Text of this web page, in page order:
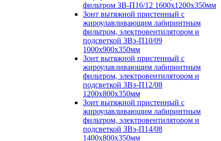
фильтром ЗВ-П16/12 1600х1200х350мм
Зонт вытяжной пристенный с
жироулавливающим лабиринтным
фильтром, электровентилятором и
подсветкой ЗВэ-П10/09
1000х900х350мм
Зонт вытяжной пристенный с
жироулавливающим лабиринтным
фильтром, электровентилятором и
подсветкой ЗВэ-П12/08
1200х800х350мм
Зонт вытяжной пристенный с
жироулавливающим лабиринтным
фильтром, электровентилятором и
подсветкой ЗВэ-П14/08
1400х800х350мм